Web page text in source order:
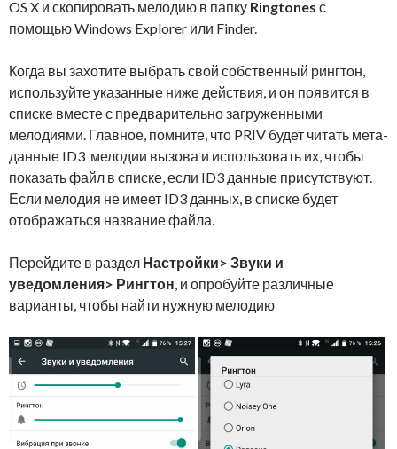
OS X и скопировать мелодию в папку Ringtones с
помощью Windows Explorer или Finder.
Когда вы захотите выбрать свой собственный рингтон,
используйте указанные ниже действия, и он появится в
списке вместе с предварительно загруженными
мелодиями. Главное, помните, что PRIV будет читать мета-
данные ID3 мелодии вызова и использовать их, чтобы
показать файл в списке, если ID3 данные присутствуют.
Если мелодия не имеет ID3 данных, в списке будет
отображаться название файла.
Перейдите в раздел Настройки> Звуки и
уведомления> Рингтон, и опробуйте различные
варианты, чтобы найти нужную мелодию